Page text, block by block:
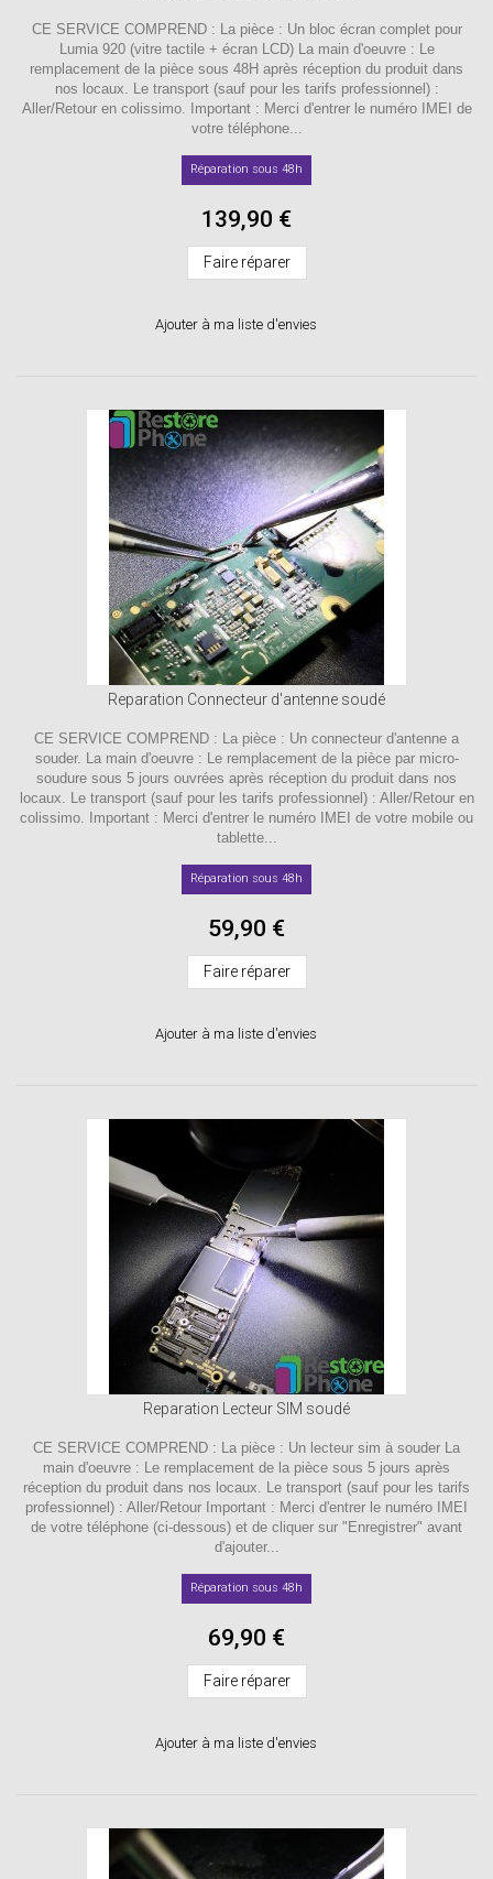
CE SERVICE COMPREND : La pièce : Un bloc écran complet pour
Lumia 920 (vitre tactile + écran LCD) La main d'oeuvre : Le
remplacement de la pièce sous 48H après réception du produit dans
nos locaux. Le transport (sauf pour les tarifs professionnel) :
Aller/Retour en colissimo. Important : Merci d'entrer le numéro IMEI de
votre téléphone...
Réparation sous 48h
139,90 €
Faire réparer
Ajouter à ma liste d'envies
Reparation Connecteur d'antenne soudé
CE SERVICE COMPREND : La pièce : Un connecteur d'antenne a
souder. La main d'oeuvre : Le remplacement de la pièce par micro-
soudure sous 5 jours ouvrées après réception du produit dans nos
locaux. Le transport (sauf pour les tarifs professionnel) : Aller/Retour en
colissimo. Important : Merci d'entrer le numéro IMEI de votre mobile ou
tablette...
Réparation sous 48h
59,90 €
Faire réparer
Ajouter à ma liste d'envies
Reparation Lecteur SIM soudé
CE SERVICE COMPREND : La pièce : Un lecteur sim à souder La
main d'oeuvre : Le remplacement de la pièce sous 5 jours après
réception du produit dans nos locaux. Le transport (sauf pour les tarifs
professionnel) : Aller/Retour Important : Merci d'entrer le numéro IMEI
de votre téléphone (ci-dessous) et de cliquer sur "Enregistrer" avant
d'ajouter...
Réparation sous 48h
69,90 €
Faire réparer
Ajouter à ma liste d'envies